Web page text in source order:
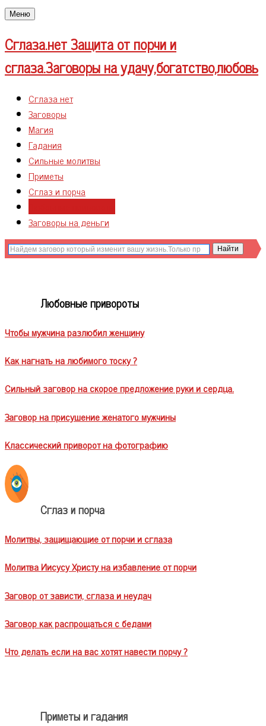
Меню
Сглаза.нетЗащита от порчи и
сглаза.Заговоры на удачу,богатство,любовь
Сглаза нет
Заговоры
Магия
Гадания
Сильные молитвы
Приметы
Сглаз и порча
Заговоры на деньги
Любовные привороты
Чтобы мужчина разлюбил женщину
Как нагнать на любимого тоску ?
Сильный заговор на скорое предложение руки и сердца.
Заговор на присушение женатого мужчины
Классический приворот на фотографию
Сглаз и порча
Молитвы, защищающие от порчи и сглаза
Молитва Иисусу Христу на избавление от порчи
Заговор от зависти, сглаза и неудач
Заговор как распрощаться с бедами
Что делать если на вас хотят навести порчу ?
Приметы и гадания